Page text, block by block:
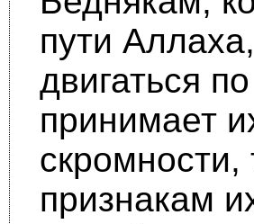
пути
двигаться
принимает
признакам